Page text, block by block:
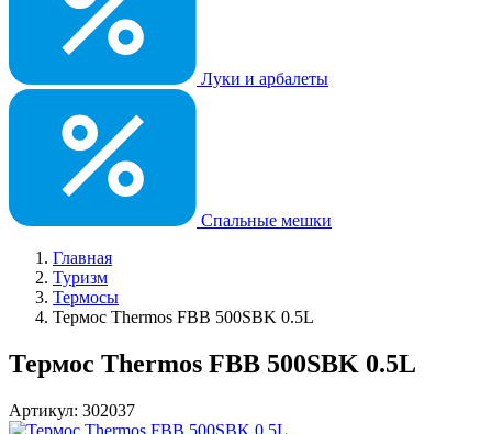
Луки и арбалеты
Спальные мешки
Главная
Туризм
Термосы
Термос Thermos FBB 500SBK 0.5L
Термос Thermos FBB 500SBK 0.5L
Артикул: 302037